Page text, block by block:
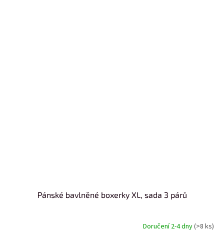
Pánské bavlněné boxerky XL, sada 3 párů
Doručení 2-4 dny(>8 ks)